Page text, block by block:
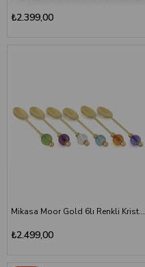
₺2.399,00
Mikasa Moor Gold 6lı Renkli Kristal Taşlı Lüks Çay Kaşığı Seti
₺2.499,00